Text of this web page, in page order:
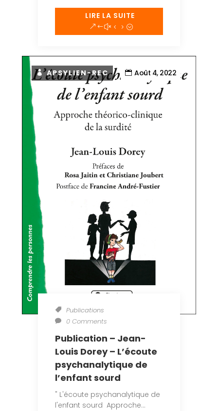
LIRE LA SUITE
APSYLIEN-REC Août 4, 2022
Publications
0 Comments
Publication – Jean-
Louis Dorey – L’écoute
psychanalytique de
l’enfant sourd
" L'écoute psychanalytique de
l'enfant sourd Approche...